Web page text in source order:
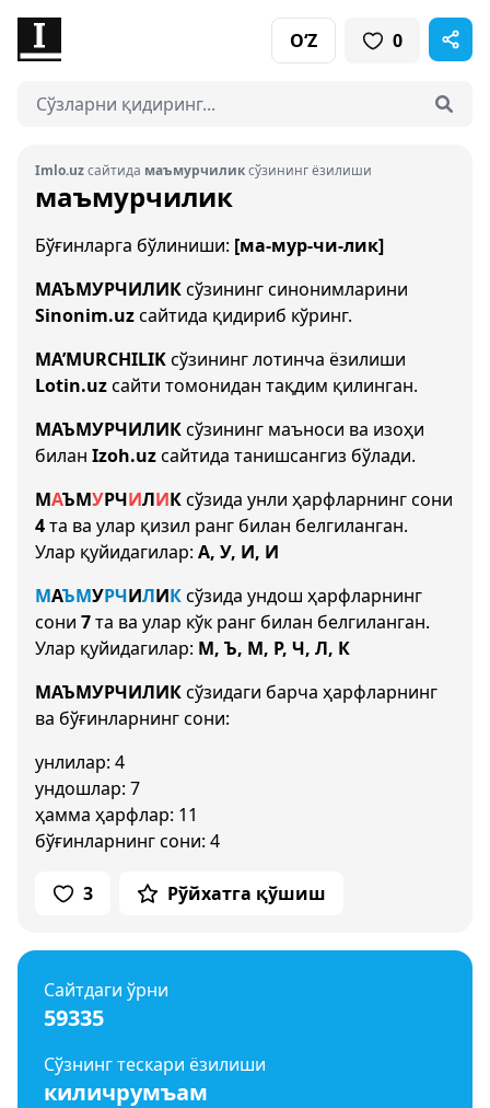
O‘Z 0
Imlo.uzсайтида маъмурчиликсўзининг ёзилиши
маъмурчилик
Бўғинларга бўлиниши: [ма-мур-чи-лик]
МАЪМУРЧИЛИКсўзининг синонимларини
Sinonim.uzсайтида қидириб кўринг.
MA’MURCHILIKсўзининг лотинча ёзилиши
Lotin.uzсайти томонидан тақдим қилинган.
МАЪМУРЧИЛИКсўзининг маъноси ва изоҳи
билан Izoh.uzсайтида танишсангиз бўлади.
МАЪМУРЧИЛИКсўзида унли ҳарфларнинг сони
4та ва улар қизил ранг билан белгиланган.
Улар қуйидагилар: А, У, И, И
МАЪМУРЧИЛИКсўзида ундош ҳарфларнинг
сони 7та ва улар кўк ранг билан белгиланган.
Улар қуйидагилар: М, Ъ, М, Р, Ч, Л, К
МАЪМУРЧИЛИКсўзидаги барча ҳарфларнинг
ва бўғинларнинг сони:
унлилар: 4
ундошлар: 7
ҳамма ҳарфлар: 11
бўғинларнинг сони: 4
3 Рўйхатга қўшиш
Сайтдаги ўрни
59335
Сўзнинг тескари ёзилиши
киличрумъам